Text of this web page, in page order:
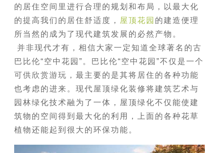
的居住空间里进行合理的规划和布局，以最大化
的提高我们的居住舒适度，
屋顶花园 的建造便理
所当然的成为了现代建筑发展的必然产物。
并非现代才有，相信大家一定知道全球著名的古
巴比伦“空中花园”。巴比伦“空中花园”不仅是一个
可供欣赏游玩，最主要的是其将居住的各种功能
也考虑的进来。现代屋顶绿化装修将建筑艺术与
园林绿化技术融为了一体，屋顶绿化不仅能使建
筑物的空间得到最大化的利用，上面的各种花草
植物还能起到很大的环保功能。